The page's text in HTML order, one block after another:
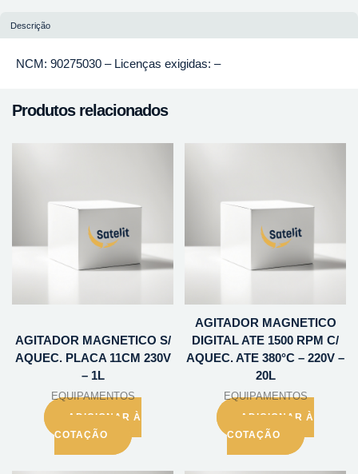
Descrição
NCM: 90275030 – Licenças exigidas: –
Produtos relacionados
AGITADOR MAGNETICO S/
AQUEC. PLACA 11CM 230V
– 1L
EQUIPAMENTOS
ADICIONAR À
COTAÇÃO
AGITADOR MAGNETICO
DIGITAL ATE 1500 RPM C/
AQUEC. ATE 380°C – 220V –
20L
EQUIPAMENTOS
ADICIONAR À
COTAÇÃO